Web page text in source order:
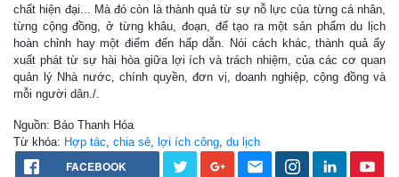
chất hiện đại... Mà đó còn là thành quả từ sự nỗ lực của từng cá nhân,
từng cộng đồng, ở từng khâu, đoạn, để tạo ra một sản phẩm du lịch
hoàn chỉnh hay một điểm đến hấp dẫn. Nói cách khác, thành quả ấy
xuất phát từ sự hài hòa giữa lợi ích và trách nhiệm, của các cơ quan
quản lý Nhà nước, chính quyền, đơn vị, doanh nghiệp, cộng đồng và
mỗi người dân./.
Nguồn: Báo Thanh Hóa
Từ khóa: Hợp tác chia sẻ lợi ích công du lịch
FACEBOOK